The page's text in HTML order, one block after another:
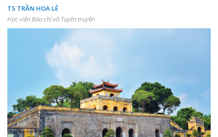
TS TRẦN HOA LÊ
Học viện Báo chí và Tuyên truyền